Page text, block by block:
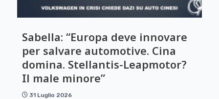
Sabella: “Europa deve innovare
per salvare automotive. Cina
domina. Stellantis-Leapmotor?
Il male minore”
31 Luglio 2026